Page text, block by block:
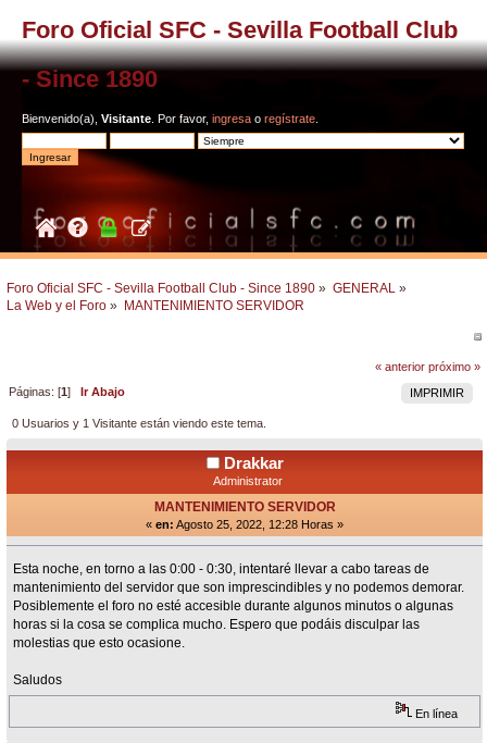
Foro Oficial SFC - Sevilla Football Club
- Since 1890
Bienvenido(a), Visitante . Por favor, ingresa o regístrate
Foro Oficial SFC - Sevilla Football Club - Since 1890 » GENERAL »
La Web y el Foro » MANTENIMIENTO SERVIDOR
« anterior próximo »
IMPRIMIR
Páginas: [1]Ir Abajo
0 Usuarios y 1 Visitante están viendo este tema.
Drakkar
Administrator
MANTENIMIENTO SERVIDOR
« en: Agosto 25, 2022, 12:28 Horas »
Esta noche, en torno a las 0:00 - 0:30, intentaré llevar a cabo tareas de
mantenimiento del servidor que son imprescindibles y no podemos demorar.
Posiblemente el foro no esté accesible durante algunos minutos o algunas
horas si la cosa se complica mucho. Espero que podáis disculpar las
molestias que esto ocasione.
Saludos
En línea